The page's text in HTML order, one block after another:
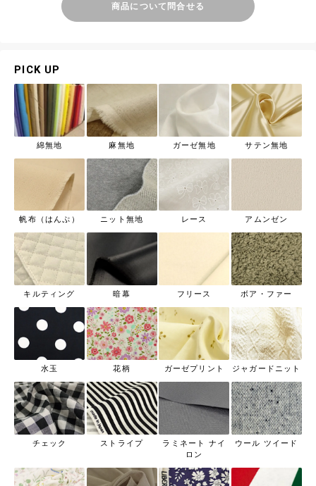
商品について問合せる
PICK UP
綿無地 麻無地 ガーゼ無地 サテン無地
帆布（はんぷ） ニット無地 レース アムンゼン
キルティング 暗幕 フリース ボア・ファー
水玉 花柄 ガーゼプリント ジャガードニット
チェック ストライプ
ラミネート ナイ
ロン
ウール ツイード